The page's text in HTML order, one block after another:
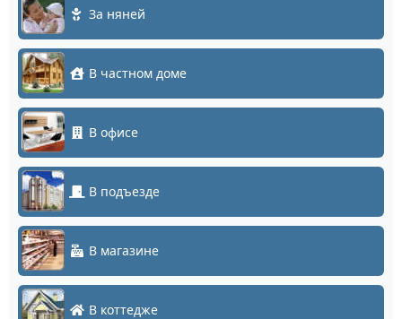
За няней
В частном доме
В офисе
В подъезде
В магазине
В коттедже